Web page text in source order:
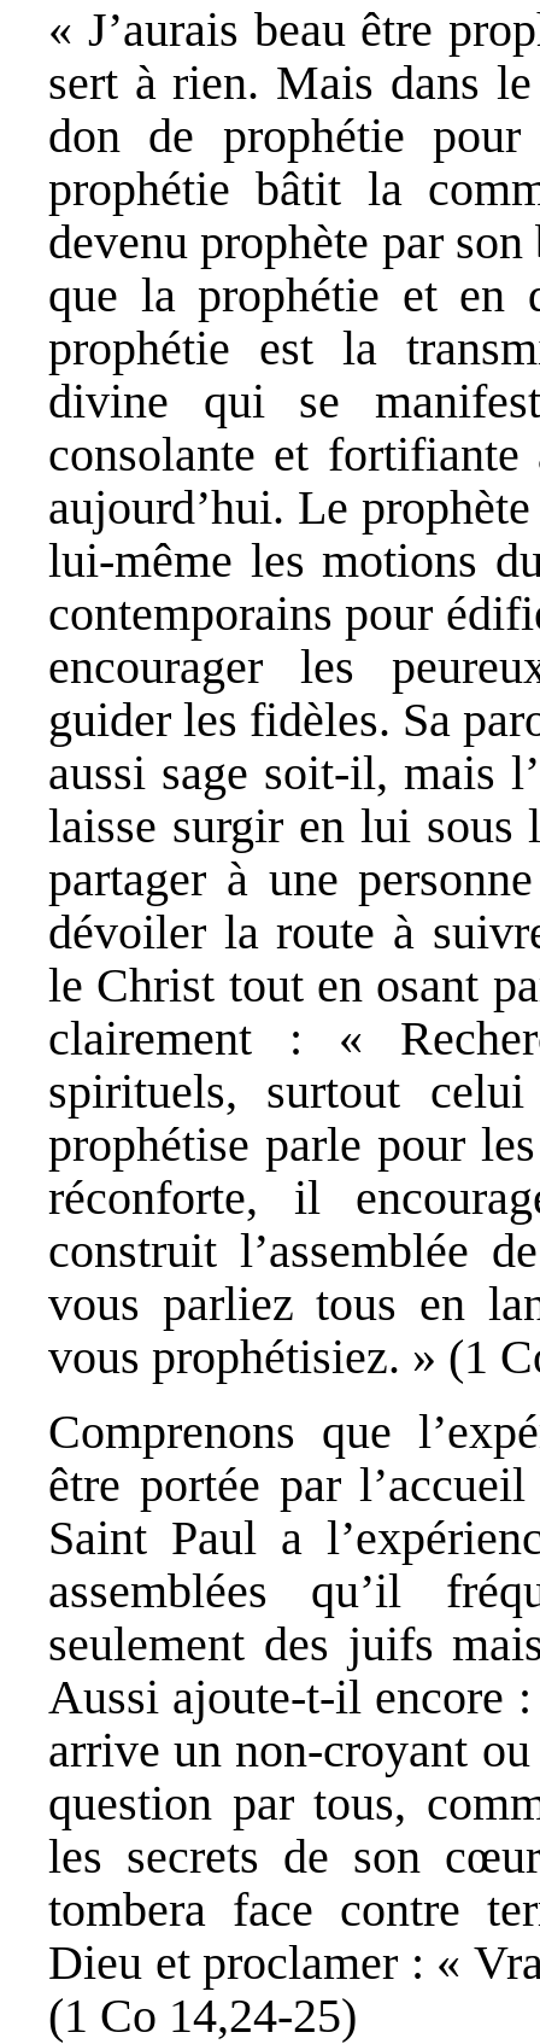
« J’aurais beau être
sert à rien. Mais dans
don de prophétie
prophétie bâtit la
devenu prophète par son
que la prophétie et en
prophétie est la
divine qui se
consolante et fortifiante
aujourd’hui. Le
lui-même les motions
contemporains pour
encourager les
guider les fidèles. Sa
aussi sage soit-il, mais
laisse surgir en lui sous
partager à une
dévoiler la route à
le Christ tout en osant
clairement : «
spirituels, surtout
prophétise parle pour
réconforte, il
construit l’assemblée
vous parliez tous en
vous prophétisiez. » (1
Comprenons que
être portée par
Saint Paul a
assemblées qu’il
seulement des juifs
Aussi ajoute-t-il encore
arrive un non-croyant
question par tous,
les secrets de son
tombera face contre
Dieu et proclamer : «
(1 Co 14,24-25)